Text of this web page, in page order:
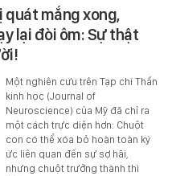
quát mắng xong,
lại đòi ôm: Sự thật
Một nghiên cứu trên Tạp chí Thần
kinh học (Journal of
Neuroscience) của Mỹ đã chỉ ra
một cách trực diện hơn: Chuột
con có thể xóa bỏ hoàn toàn ký
ức liên quan đến sự sợ hãi,
nhưng chuột trưởng thành thì